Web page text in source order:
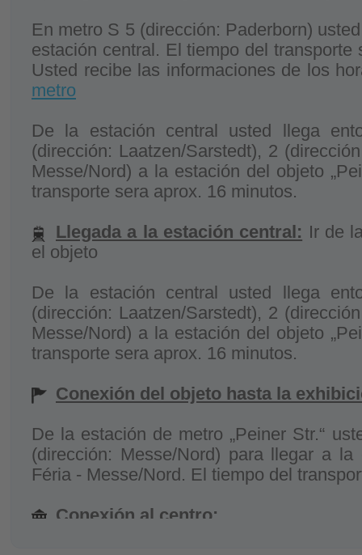
En metro S 5 (dirección: Paderborn)
estación central. El tiempo del transporte
Usted recibe las informaciones de los
metro
De la estación central usted llega
(dirección: Laatzen/Sarstedt), 2
Messe/Nord) a la estación del objeto
transporte sera aprox. 16 minutos.
Llegada a la estación central: Ir de
el objeto
De la estación central usted llega
(dirección: Laatzen/Sarstedt), 2
Messe/Nord) a la estación del objeto
transporte sera aprox. 16 minutos.
Conexión del objeto hasta la
De la estación de metro „Peiner Str.“
(dirección: Messe/Nord) para llegar a
Féria - Messe/Nord. El tiempo del
Conexión al centro: